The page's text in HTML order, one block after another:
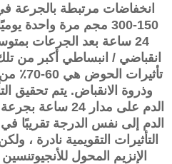
انخفاضات مرتبطة
150-300 مجم مرة
انقباضي / انبساطي أكبر من
وذروة الانقباض. يتم تحقيق
الدم على مدار
الدم إلى نفس الدرجة تقريبًا
التأثيرات التقويمية نادرة ،
الإنزيم المحول